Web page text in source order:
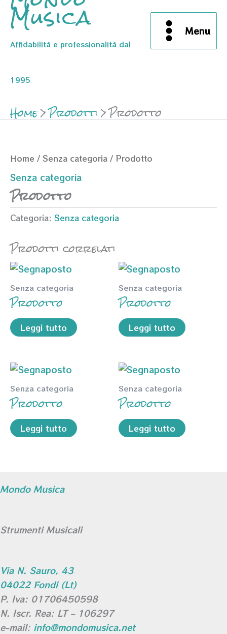
Musica
Affidabilità e professionalità dal
1995
Menu
Home Prodotti Prodotto
Home / Senza categoria / Prodotto
Senza categoria
Prodotto
Categoria: Senza categoria
Prodotti correlati
Senza categoria
Prodotto
Leggi tutto
Senza categoria
Prodotto
Leggi tutto
Senza categoria
Prodotto
Leggi tutto
Senza categoria
Prodotto
Leggi tutto
Mondo Musica
Strumenti Musicali
Via N. Sauro, 43
04022 Fondi (Lt)
P. Iva: 01706450598
N. Iscr. Rea: LT – 106297
e-mail: info@mondomusica.net